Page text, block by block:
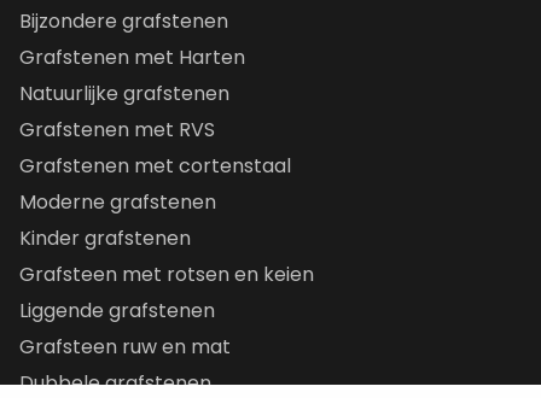
Bijzondere grafstenen
Grafstenen met Harten
Natuurlijke grafstenen
Grafstenen met RVS
Grafstenen met cortenstaal
Moderne grafstenen
Kinder grafstenen
Grafsteen met rotsen en keien
Liggende grafstenen
Grafsteen ruw en mat
Dubbele grafstenen